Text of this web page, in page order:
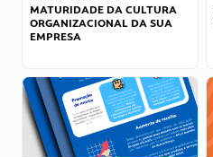
MATURIDADE DA CULTURA
ORGANIZACIONAL DA SUA
EMPRESA